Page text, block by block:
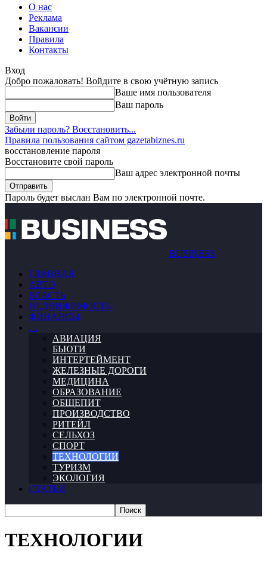
О нас
Реклама
Вакансии
Правила
Контакты
Вход
Добро пожаловать! Войдите в свою учётную запись
Ваше имя пользователя
Ваш пароль
Забыли пароль? Восстановить...
Правила пользования сайтом gazetabiznes.ru
восстановление пароля
Восстановите свой пароль
Ваш адрес электронной почты
Пароль будет выслан Вам по электронной почте.
BUSINESS
ГЛАВНАЯ
АВТО
ВЛАСТЬ
НЕДВИЖИМОСТЬ
ФИНАНСЫ
…
АВИАЦИЯ
БЬЮТИ
ИНТЕРТЕЙМЕНТ
ЖЕЛЕЗНЫЕ ДОРОГИ
МЕДИЦИНА
ОБРАЗОВАНИЕ
ОБЩЕПИТ
ПРОИЗВОДСТВО
РИТЕЙЛ
СЕЛЬХОЗ
СПОРТ
ТЕХНОЛОГИИ
ТУРИЗМ
ЭКОЛОГИЯ
СТАТЬИ
ТЕХНОЛОГИИ